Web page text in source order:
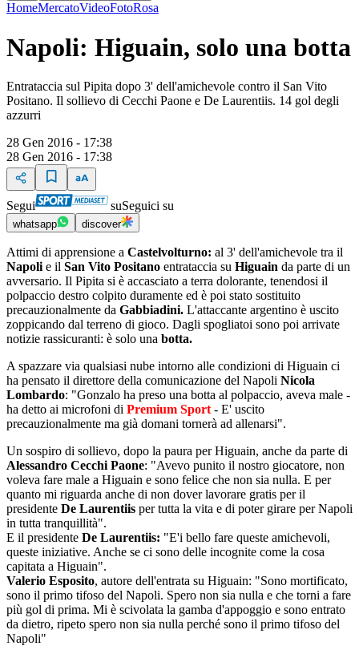
HomeMercatoVideoFotoRosa
Napoli: Higuain, solo una botta
Entrataccia sul Pipita dopo 3' dell'amichevole contro il San Vito
Positano. Il sollievo di Cecchi Paone e De Laurentiis. 14 gol degli
azzurri
28 Gen 2016 - 17:38
28 Gen 2016 - 17:38
Segui suSeguici su
whatsapp discover
Attimi di apprensione a Castelvolturno: al 3' dell'amichevole tra il
Napoli e il San Vito Positano entrataccia su Higuain da parte di un
avversario. Il Pipita si è accasciato a terra dolorante, tenendosi il
polpaccio destro colpito duramente ed è poi stato sostituito
precauzionalmente da Gabbiadini. L'attaccante argentino è uscito
zoppicando dal terreno di gioco. Dagli spogliatoi sono poi arrivate
notizie rassicuranti: è solo una botta.
A spazzare via qualsiasi nube intorno alle condizioni di Higuain ci
ha pensato il direttore della comunicazione del Napoli Nicola
Lombardo: "Gonzalo ha preso una botta al polpaccio, aveva male -
ha detto ai microfoni di Premium Sport - E' uscito
precauzionalmente ma già domani tornerà ad allenarsi".
Un sospiro di sollievo, dopo la paura per Higuain, anche da parte di
Alessandro Cecchi Paone: "Avevo punito il nostro giocatore, non
voleva fare male a Higuain e sono felice che non sia nulla. E per
quanto mi riguarda anche di non dover lavorare gratis per il
presidente De Laurentiis per tutta la vita e di poter girare per Napoli
in tutta tranquillità".
E il presidente De Laurentiis: "E'i bello fare queste amichevoli,
queste iniziative. Anche se ci sono delle incognite come la cosa
capitata a Higuain".
Valerio Esposito, autore dell'entrata su Higuain: "Sono mortificato,
sono il primo tifoso del Napoli. Spero non sia nulla e che torni a fare
più gol di prima. Mi è scivolata la gamba d'appoggio e sono entrato
da dietro, ripeto spero non sia nulla perché sono il primo tifoso del
Napoli"